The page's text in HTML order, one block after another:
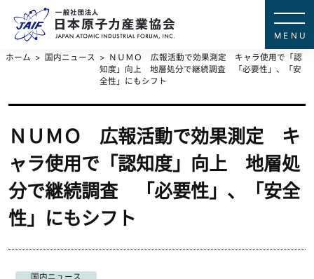
ホーム 国内ニュース
ＮＵＭＯ 広報活動で効果測定 キャラ使用で「認
知度」向上 地層処分で継続調査 「必要性」、「安
全性」にもシフト
ＮＵＭＯ 広報活動で効果測定 キ
ャラ使用で「認知度」向上 地層処
分で継続調査 「必要性」、「安全
性」にもシフト